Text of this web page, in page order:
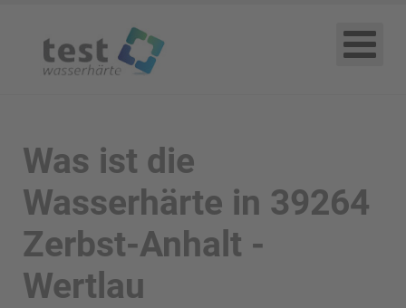
Was ist die
Wasserhärte in 39264
Zerbst-Anhalt -
Wertlau